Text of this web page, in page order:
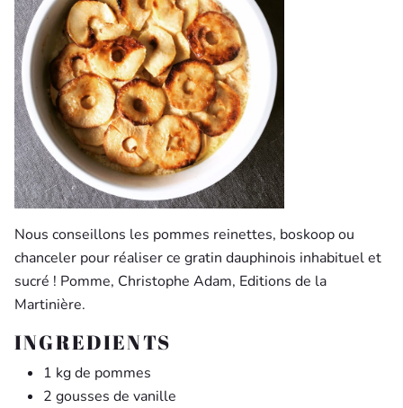
Nous conseillons les pommes reinettes, boskoop ou
chanceler pour réaliser ce gratin dauphinois inhabituel et
sucré ! Pomme, Christophe Adam, Editions de la
Martinière.
INGREDIENTS
1 kg de pommes
2 gousses de vanille